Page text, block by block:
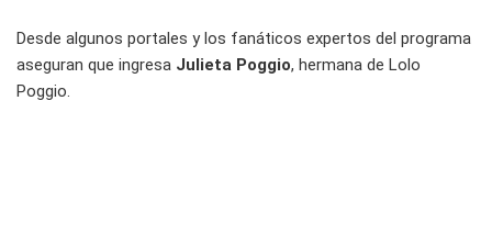
Desde algunos portales y los fanáticos expertos del programa
aseguran que ingresa Julieta Poggio, hermana de Lolo
Poggio.